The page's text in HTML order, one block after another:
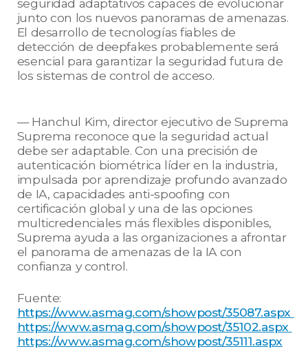
junto con los nuevos panoramas de amenazas.
El desarrollo de tecnologías fiables de
detección de deepfakes probablemente será
esencial para garantizar la seguridad futura de
los sistemas de control de acceso.
— Hanchul Kim, director ejecutivo de Suprema
Suprema reconoce que la seguridad actual
debe ser adaptable. Con una precisión de
autenticación biométrica líder en la industria,
impulsada por aprendizaje profundo avanzado
de IA, capacidades anti-spoofing con
certificación global y una de las opciones
multicredenciales más flexibles disponibles,
Suprema ayuda a las organizaciones a afrontar
el panorama de amenazas de la IA con
confianza y control.
Fuente:
https://www.asmag.com/showpost/35087.aspx
https://www.asmag.com/showpost/35102.aspx
https://www.asmag.com/showpost/35111.aspx